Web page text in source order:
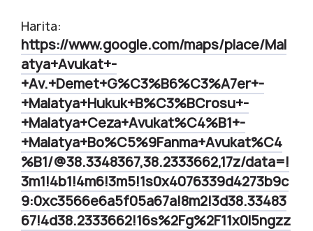
Harita:
https://www.google.com/maps/place/Mal
atya+Avukat+-
+Av.+Demet+G%C3%B6%C3%A7er+-
+Malatya+Hukuk+B%C3%BCrosu+-
+Malatya+Ceza+Avukat%C4%B1+-
+Malatya+Bo%C5%9Fanma+Avukat%C4
%B1/@38.3348367,38.2333662,17z/data=!
3m1!4b1!4m6!3m5!1s0x4076339d4273b9c
9:0xc3566e6a5f05a67a!8m2!3d38.33483
67!4d38.2333662!16s%2Fg%2F11x0l5ngzz